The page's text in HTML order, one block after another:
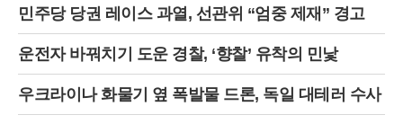
민주당 당권 레이스 과열, 선관위 “엄중 제재” 경고
운전자 바꿔치기 도운 경찰, ‘향찰’ 유착의 민낯
우크라이나 화물기 옆 폭발물 드론, 독일 대테러 수사